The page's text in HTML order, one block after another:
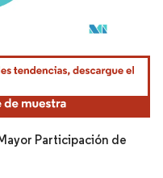
atribución según CC BY 4.0.
Participación de